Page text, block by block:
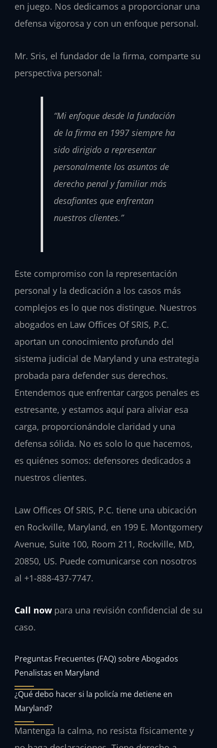
en juego. Nos dedicamos a proporcionar una
defensa vigorosa y con un enfoque personal.
Mr. Sris, el fundador de la firma, comparte su
perspectiva personal:
“Mi enfoque desde la fundación
de la firma en 1997 siempre ha
sido dirigido a representar
personalmente los asuntos de
derecho penal y familiar más
desafiantes que enfrentan
nuestros clientes.”
Este compromiso con la representación
personal y la dedicación a los casos más
complejos es lo que nos distingue. Nuestros
abogados en Law Offices Of SRIS, P.C.
aportan un conocimiento profundo del
sistema judicial de Maryland y una estrategia
probada para defender sus derechos.
Entendemos que enfrentar cargos penales es
estresante, y estamos aquí para aliviar esa
carga, proporcionándole claridad y una
defensa sólida. No es solo lo que hacemos,
es quiénes somos: defensores dedicados a
nuestros clientes.
Law Offices Of SRIS, P.C. tiene una ubicación
en Rockville, Maryland, en 199 E. Montgomery
Avenue, Suite 100, Room 211, Rockville, MD,
20850, US. Puede comunicarse con nosotros
al +1-888-437-7747.
Call now para una revisión confidencial de su
caso.
Preguntas Frecuentes (FAQ) sobre Abogados
Penalistas en Maryland
¿Qué debo hacer si la policía me detiene en
Maryland?
Mantenga la calma, no resista físicamente y